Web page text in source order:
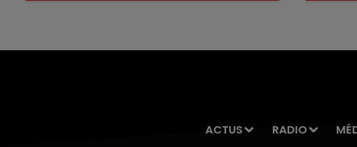
ACTUS RADIO